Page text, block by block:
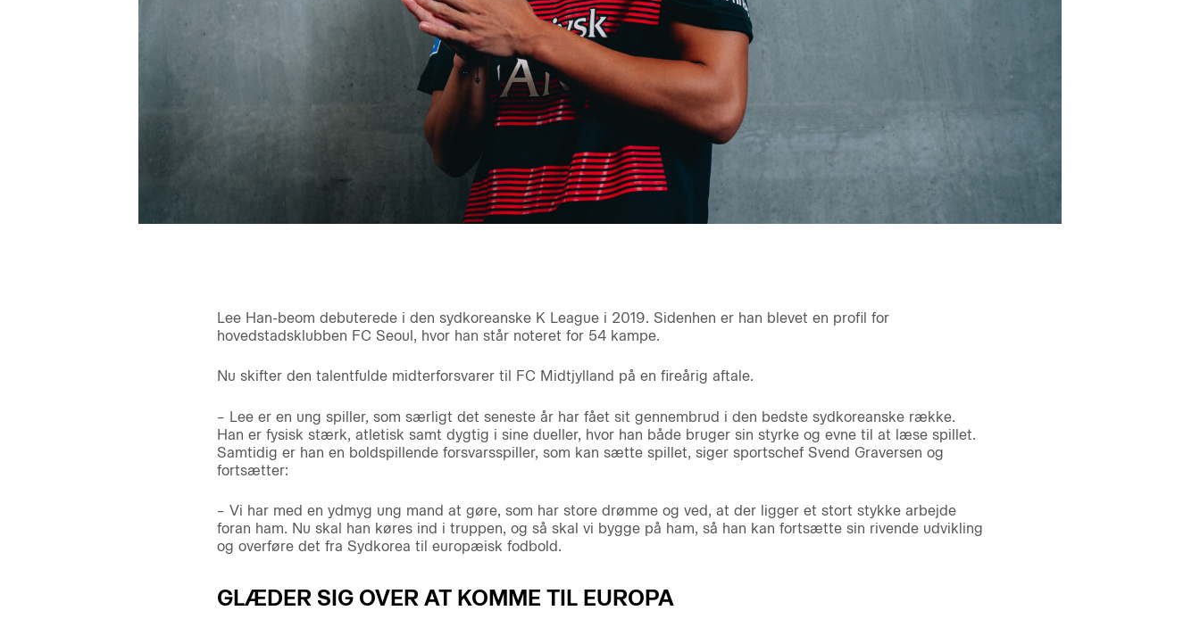
Lee Han-beom debuterede i den sydkoreanske K League i 2019. Sidenhen er han blevet en profil for
hovedstadsklubben FC Seoul, hvor han står noteret for 54 kampe.
Nu skifter den talentfulde midterforsvarer til FC Midtjylland på en fireårig aftale.
– Lee er en ung spiller, som særligt det seneste år har fået sit gennembrud i den bedste sydkoreanske række.
Han er fysisk stærk, atletisk samt dygtig i sine dueller, hvor han både bruger sin styrke og evne til at læse spillet.
Samtidig er han en boldspillende forsvarsspiller, som kan sætte spillet, siger sportschef Svend Graversen og
fortsætter:
– Vi har med en ydmyg ung mand at gøre, som har store drømme og ved, at der ligger et stort stykke arbejde
foran ham. Nu skal han køres ind i truppen, og så skal vi bygge på ham, så han kan fortsætte sin rivende udvikling
og overføre det fra Sydkorea til europæisk fodbold.
GLÆDER SIG OVER AT KOMME TIL EUROPA